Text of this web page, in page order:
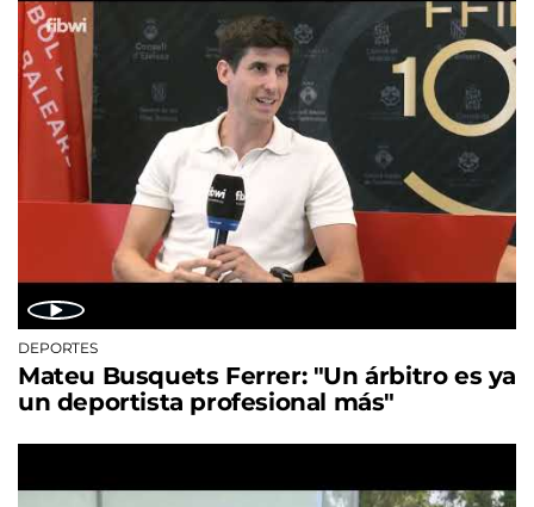
DEPORTES
Mateu Busquets Ferrer: "Un árbitro es ya
un deportista profesional más"